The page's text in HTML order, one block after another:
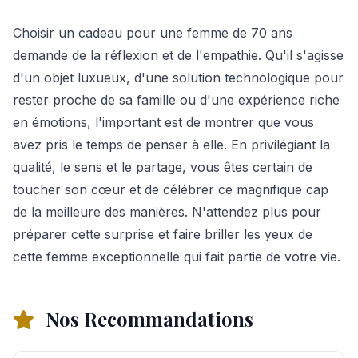
Choisir un cadeau pour une femme de 70 ans
demande de la réflexion et de l'empathie. Qu'il s'agisse
d'un objet luxueux, d'une solution technologique pour
rester proche de sa famille ou d'une expérience riche
en émotions, l'important est de montrer que vous
avez pris le temps de penser à elle. En privilégiant la
qualité, le sens et le partage, vous êtes certain de
toucher son cœur et de célébrer ce magnifique cap
de la meilleure des manières. N'attendez plus pour
préparer cette surprise et faire briller les yeux de
cette femme exceptionnelle qui fait partie de votre vie.
Nos Recommandations